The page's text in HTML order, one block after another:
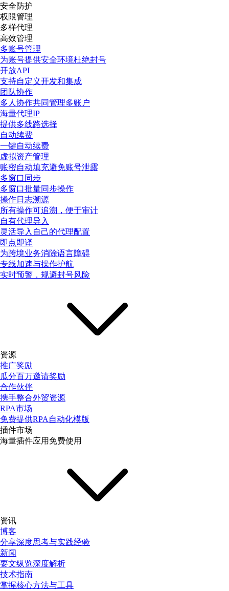
安全防护
权限管理
多样代理
高效管理
多账号管理
为账号提供安全环境杜绝封号
开放API
支持自定义开发和集成
团队协作
多人协作共同管理多账户
海量代理IP
提供多线路选择
自动续费
一键自动续费
虚拟资产管理
账密自动填充避免账号泄露
多窗口同步
多窗口批量同步操作
操作日志溯源
所有操作可追溯，便于审计
自有代理导入
灵活导入自己的代理配置
即点即译
为跨境业务消除语言障碍
专线加速与操作护航
实时预警，规避封号风险
资源
推广奖励
瓜分百万邀请奖励
合作伙伴
携手整合外贸资源
RPA市场
免费提供RPA自动化模版
插件市场
海量插件应用免费使用
资讯
博客
分享深度思考与实践经验
新闻
要文纵览深度解析
技术指南
掌握核心方法与工具